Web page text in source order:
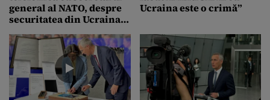
general al NATO, despre
securitatea din Ucraina
Ucraina este o crimă”